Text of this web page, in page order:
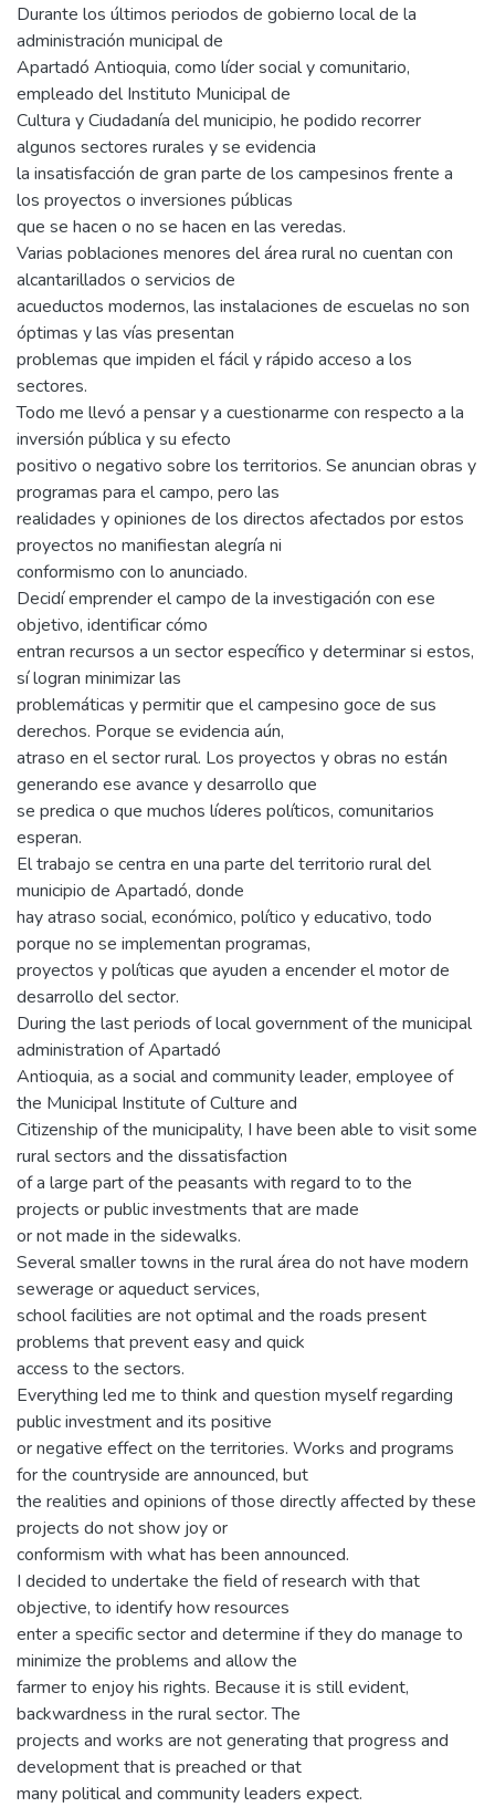
Durante los últimos periodos de gobierno local de la
administración municipal de
Apartadó Antioquia, como líder social y comunitario,
empleado del Instituto Municipal de
Cultura y Ciudadanía del municipio, he podido recorrer
algunos sectores rurales y se evidencia
la insatisfacción de gran parte de los campesinos frente a
los proyectos o inversiones públicas
que se hacen o no se hacen en las veredas.
Varias poblaciones menores del área rural no cuentan con
alcantarillados o servicios de
acueductos modernos, las instalaciones de escuelas no son
óptimas y las vías presentan
problemas que impiden el fácil y rápido acceso a los
sectores.
Todo me llevó a pensar y a cuestionarme con respecto a la
inversión pública y su efecto
positivo o negativo sobre los territorios. Se anuncian obras y
programas para el campo, pero las
realidades y opiniones de los directos afectados por estos
proyectos no manifiestan alegría ni
conformismo con lo anunciado.
Decidí emprender el campo de la investigación con ese
objetivo, identificar cómo
entran recursos a un sector específico y determinar si estos,
sí logran minimizar las
problemáticas y permitir que el campesino goce de sus
derechos. Porque se evidencia aún,
atraso en el sector rural. Los proyectos y obras no están
generando ese avance y desarrollo que
se predica o que muchos líderes políticos, comunitarios
esperan.
El trabajo se centra en una parte del territorio rural del
municipio de Apartadó, donde
hay atraso social, económico, político y educativo, todo
porque no se implementan programas,
proyectos y políticas que ayuden a encender el motor de
desarrollo del sector.
During the last periods of local government of the municipal
administration of Apartadó
Antioquia, as a social and community leader, employee of
the Municipal Institute of Culture and
Citizenship of the municipality, I have been able to visit some
rural sectors and the dissatisfaction
of a large part of the peasants with regard to to the
projects or public investments that are made
or not made in the sidewalks.
Several smaller towns in the rural área do not have modern
sewerage or aqueduct services,
school facilities are not optimal and the roads present
problems that prevent easy and quick
access to the sectors.
Everything led me to think and question myself regarding
public investment and its positive
or negative effect on the territories. Works and programs
for the countryside are announced, but
the realities and opinions of those directly affected by these
projects do not show joy or
conformism with what has been announced.
I decided to undertake the field of research with that
objective, to identify how resources
enter a specific sector and determine if they do manage to
minimize the problems and allow the
farmer to enjoy his rights. Because it is still evident,
backwardness in the rural sector. The
projects and works are not generating that progress and
development that is preached or that
many political and community leaders expect.